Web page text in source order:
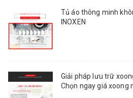
Tủ áo thông minh
INOXEN
Giải pháp lưu trữ
Chọn ngay giá xoong